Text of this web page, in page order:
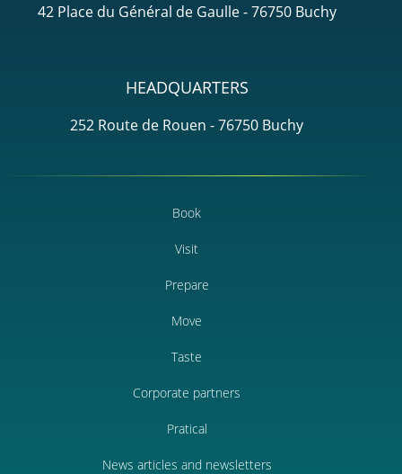
42 Place du Général de Gaulle - 76750 Buchy
HEADQUARTERS
252 Route de Rouen - 76750 Buchy
Book
Visit
Prepare
Move
Taste
Corporate partners
Pratical
News articles and newsletters